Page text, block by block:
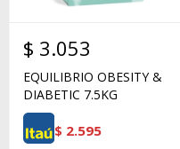
$ 3.053
EQUILIBRIO OBESITY &
DIABETIC 7.5KG
$ 2.595